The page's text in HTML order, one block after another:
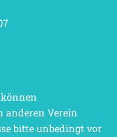
anderen Verein
bitte unbedingt vor